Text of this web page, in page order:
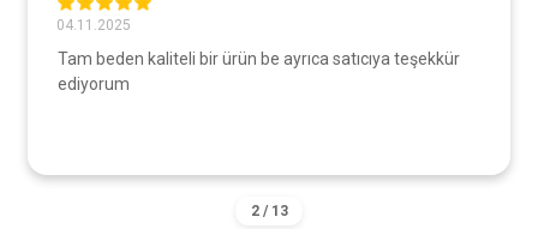
04.11.2025
Tam beden kaliteli bir ürün be ayrıca satıcıya teşekkür
ediyorum